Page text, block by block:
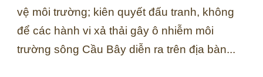
vệ môi trường; kiên quyết đấu tranh, không
để các hành vi xả thải gây ô nhiễm môi
trường sông Cầu Bây diễn ra trên địa bàn...